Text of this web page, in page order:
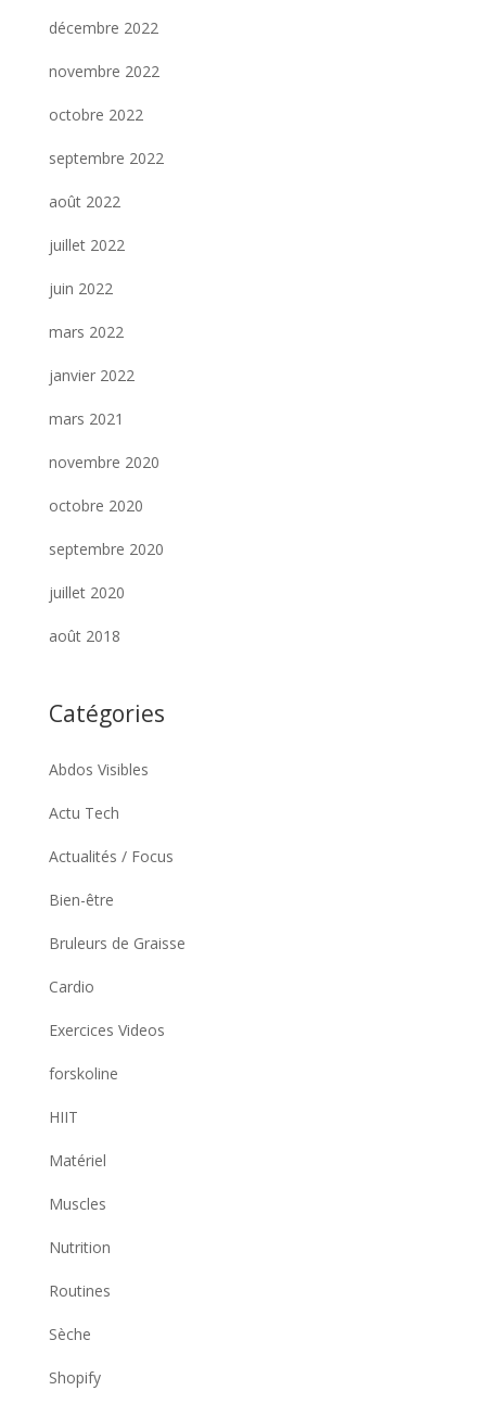
décembre 2022
novembre 2022
octobre 2022
septembre 2022
août 2022
juillet 2022
juin 2022
mars 2022
janvier 2022
mars 2021
novembre 2020
octobre 2020
septembre 2020
juillet 2020
août 2018
Catégories
Abdos Visibles
Actu Tech
Actualités / Focus
Bien-être
Bruleurs de Graisse
Cardio
Exercices Videos
forskoline
HIIT
Matériel
Muscles
Nutrition
Routines
Sèche
Shopify